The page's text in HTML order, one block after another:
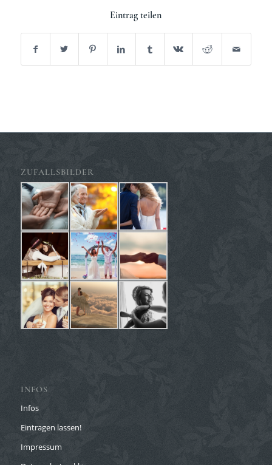
Eintrag teilen
ZUFALLSBILDER
INFOS
Infos
Eintragen lassen!
Impressum